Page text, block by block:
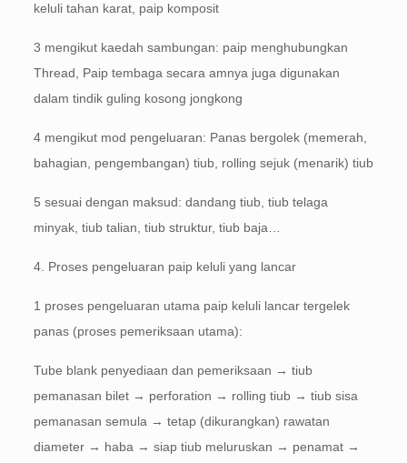
keluli tahan karat, paip komposit
3 mengikut kaedah sambungan: paip menghubungkan
Thread, Paip tembaga secara amnya juga digunakan
dalam tindik guling kosong jongkong
4 mengikut mod pengeluaran: Panas bergolek (memerah,
bahagian, pengembangan) tiub, rolling sejuk (menarik) tiub
5 sesuai dengan maksud: dandang tiub, tiub telaga
minyak, tiub talian, tiub struktur, tiub baja…
4. Proses pengeluaran paip keluli yang lancar
1 proses pengeluaran utama paip keluli lancar tergelek
panas (proses pemeriksaan utama):
Tube blank penyediaan dan pemeriksaan → tiub
pemanasan bilet → perforation → rolling tiub → tiub sisa
pemanasan semula → tetap (dikurangkan) rawatan
diameter → haba → siap tiub meluruskan → penamat →